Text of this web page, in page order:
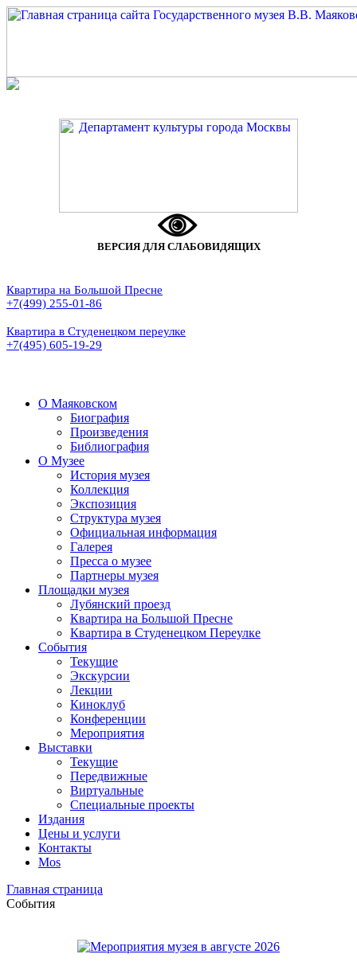
ВЕРСИЯ ДЛЯ СЛАБОВИДЯЩИХ
Квартира на Большой Пресне
+7(499) 255-01-86
Квартира в Студенецком переулке
+7(495) 605-19-29
О Маяковском
Биография
Произведения
Библиография
О Музее
История музея
Коллекция
Экспозиция
Структура музея
Официальная информация
Галерея
Пресса о музее
Партнеры музея
Площадки музея
Лубянский проезд
Квартира на Большой Пресне
Квартира в Студенецком Переулке
События
Текущие
Экскурсии
Лекции
Киноклуб
Конференции
Мероприятия
Выставки
Текущие
Передвижные
Виртуальные
Специальные проекты
Издания
Цены и услуги
Контакты
Mos
Главная страница
События